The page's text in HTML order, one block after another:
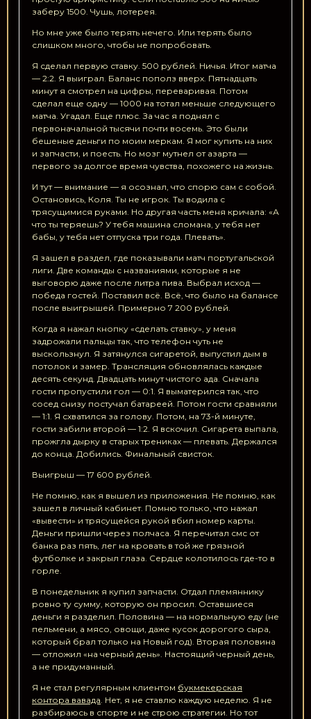
заберу 1500. Чушь, лотерея.
Но мне уже было терять нечего. Или терять было
слишком много, чтобы не попробовать.
Я сделал первую ставку. 500 рублей. Ничья. Итог матча
— 2:2. Я выиграл. Баланс пополз вверх. Пятнадцать
минут я смотрел на цифры, переваривая. Потом
сделал еще одну — 1000 на тотал меньше следующего
матча. Угадал. Еще плюс. За час я поднял с
первоначальной тысячи почти восемь. Это были
бешеные деньги по моим меркам. Я мог купить на них
и запчасти, и поесть. Но мозг мутнел от азарта —
первого за долгое время чувства, похожего на жизнь.
И тут — внимание — я осознал, что спорю сам с собой.
Остановись, Коля. Ты не игрок. Ты водила с
трясущимися руками. Но другая часть меня кричала: «А
что ты теряешь? У тебя машина сломана, у тебя нет
бабы, у тебя нет отпуска три года. Плевать».
Я зашел в раздел, где показывали матч португальской
лиги. Две команды с названиями, которые я не
выговорю даже после литра пива. Выбрал исход —
победа гостей. Поставил всё. Всё, что было на балансе
после выигрышей. Примерно 7 200 рублей.
Когда я нажал кнопку «сделать ставку», у меня
задрожали пальцы так, что телефон чуть не
выскользнул. Я затянулся сигаретой, выпустил дым в
потолок и замер. Трансляция обновлялась каждые
десять секунд. Двадцать минут чистого ада. Сначала
гости пропустили гол — 0:1. Я выматерился так, что
сосед снизу постучал батареей. Потом гости сравняли
— 1:1. Я схватился за голову. Потом, на 73-й минуте,
гости забили второй — 1:2. Я вскочил. Сигарета выпала,
прожгла дырку в старых трениках — плевать. Держался
до конца. Добились. Финальный свисток.
Выигрыш — 17 600 рублей.
Не помню, как я вышел из приложения. Не помню, как
зашел в личный кабинет. Помню только, что нажал
«вывести» и трясущейся рукой вбил номер карты.
Деньги пришли через полчаса. Я перечитал смс от
банка раз пять, лег на кровать в той же грязной
футболке и закрыл глаза. Сердце колотилось где-то в
горле.
В понедельник я купил запчасти. Отдал племяннику
ровно ту сумму, которую он просил. Оставшиеся
деньги я разделил. Половина — на нормальную еду (не
пельмени, а мясо, овощи, даже кусок дорогого сыра,
который брал только на Новый год). Вторая половина
— отложил «на черный день». Настоящий черный день,
а не придуманный.
Я не стал регулярным клиентом букмекерская
контора вавада. Нет, я не ставлю каждую неделю. Я не
разбираюсь в спорте и не строю стратегии. Но тот